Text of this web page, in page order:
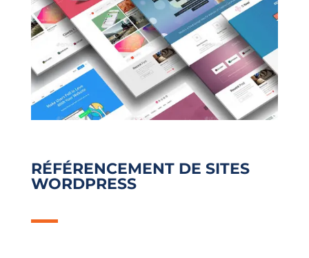
RÉFÉRENCEMENT DE SITES
WORDPRESS